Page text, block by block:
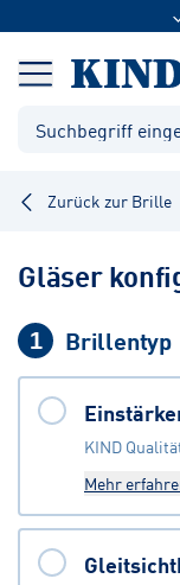
Zurück zur Brille
Gläser
1 Brillentyp
KIND
Mehr